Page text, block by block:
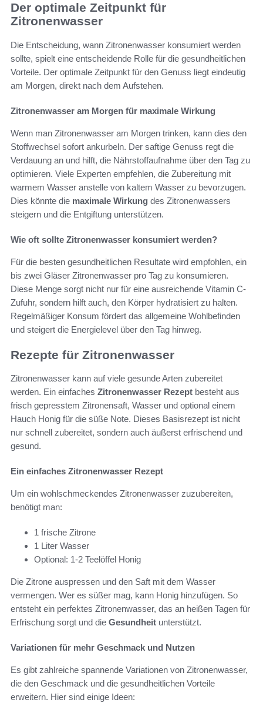
Der optimale Zeitpunkt für
Zitronenwasser
Die Entscheidung, wann Zitronenwasser konsumiert werden
sollte, spielt eine entscheidende Rolle für die gesundheitlichen
Vorteile. Der optimale Zeitpunkt für den Genuss liegt eindeutig
am Morgen, direkt nach dem Aufstehen.
Zitronenwasser am Morgen für maximale Wirkung
Wenn man Zitronenwasser am Morgen trinken, kann dies den
Stoffwechsel sofort ankurbeln. Der saftige Genuss regt die
Verdauung an und hilft, die Nährstoffaufnahme über den Tag zu
optimieren. Viele Experten empfehlen, die Zubereitung mit
warmem Wasser anstelle von kaltem Wasser zu bevorzugen.
Dies könnte die maximale Wirkung des Zitronenwassers
steigern und die Entgiftung unterstützen.
Wie oft sollte Zitronenwasser konsumiert werden?
Für die besten gesundheitlichen Resultate wird empfohlen, ein
bis zwei Gläser Zitronenwasser pro Tag zu konsumieren.
Diese Menge sorgt nicht nur für eine ausreichende Vitamin C-
Zufuhr, sondern hilft auch, den Körper hydratisiert zu halten.
Regelmäßiger Konsum fördert das allgemeine Wohlbefinden
und steigert die Energielevel über den Tag hinweg.
Rezepte für Zitronenwasser
Zitronenwasser kann auf viele gesunde Arten zubereitet
werden. Ein einfaches Zitronenwasser Rezept besteht aus
frisch gepresstem Zitronensaft, Wasser und optional einem
Hauch Honig für die süße Note. Dieses Basisrezept ist nicht
nur schnell zubereitet, sondern auch äußerst erfrischend und
gesund.
Ein einfaches Zitronenwasser Rezept
Um ein wohlschmeckendes Zitronenwasser zuzubereiten,
benötigt man:
1 frische Zitrone
1 Liter Wasser
Optional: 1-2 Teelöffel Honig
Die Zitrone auspressen und den Saft mit dem Wasser
vermengen. Wer es süßer mag, kann Honig hinzufügen. So
entsteht ein perfektes Zitronenwasser, das an heißen Tagen für
Erfrischung sorgt und die Gesundheit unterstützt.
Variationen für mehr Geschmack und Nutzen
Es gibt zahlreiche spannende Variationen von Zitronenwasser,
die den Geschmack und die gesundheitlichen Vorteile
erweitern. Hier sind einige Ideen: